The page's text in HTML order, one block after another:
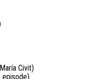
Civit)
episode)